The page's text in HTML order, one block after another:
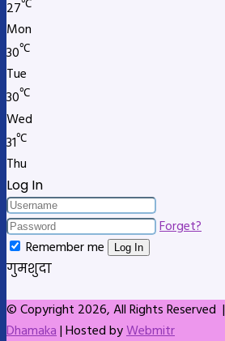
27℃
Mon
30℃
Tue
30℃
Wed
31℃
Thu
Log In
Forget?
Remember me
Log In
गुमशुदा
© Copyright 2026, All Rights Reserved |
Dhamaka| Hosted byWebmitr